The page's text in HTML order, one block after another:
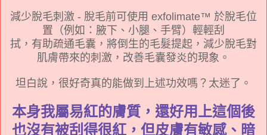
減少脫毛刺激 - 脫毛前可使用 exfolimate™ 於脫毛位
置（例如：腋下、小腿、手臂）輕輕刮
拭，有助疏通毛囊，將倒生的毛髮提起，減少脫毛對
肌膚帶來的刺激，改善毛囊發炎的現象。
坦白說，很好奇真的能做到上述功效嗎 ？太迷了。
本身我屬易紅的膚質，還好用上這個後
也沒有被刮得很紅，但皮膚有敏感、暗